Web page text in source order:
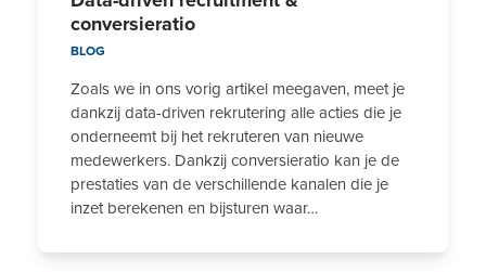
conversieratio
BLOG
Zoals we in ons vorig artikel meegaven, meet je
dankzij data-driven rekrutering alle acties die je
onderneemt bij het rekruteren van nieuwe
medewerkers. Dankzij conversieratio kan je de
prestaties van de verschillende kanalen die je
inzet berekenen en bijsturen waar…